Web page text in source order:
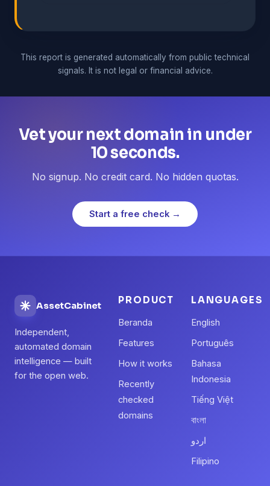
This report is generated automatically from public technical
signals. It is not legal or financial advice.
Vet your next domain in under
10 seconds.
No signup. No credit card. No hidden quotas.
Start a free check →
AssetCabinet
Independent,
automated domain
intelligence — built
for the open web.
PRODUCT
Beranda
Features
How it works
Recently
checked
domains
LANGUAGES
English
Português
Bahasa
Indonesia
Tiếng Việt
বাংলা
اردو
Filipino